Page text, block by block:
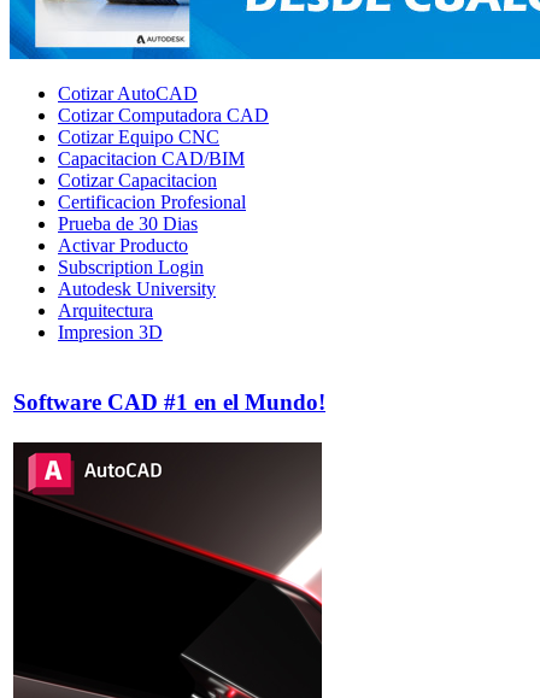
Cotizar AutoCAD
Cotizar Computadora CAD
Cotizar Equipo CNC
Capacitacion CAD/BIM
Cotizar Capacitacion
Certificacion Profesional
Prueba de 30 Dias
Activar Producto
Subscription Login
Autodesk University
Arquitectura
Impresion 3D
Software CAD #1 en el Mundo!